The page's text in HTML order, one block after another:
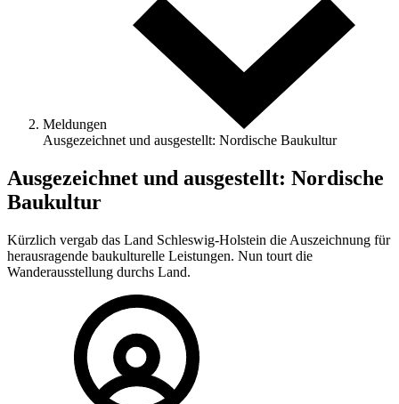
Meldungen
Ausgezeichnet und ausgestellt: Nordische Baukultur
Ausgezeichnet und ausgestellt: Nordische
Baukultur
Kürzlich vergab das Land Schleswig-Holstein die Auszeichnung für
herausragende baukulturelle Leistungen. Nun tourt die
Wanderausstellung durchs Land.